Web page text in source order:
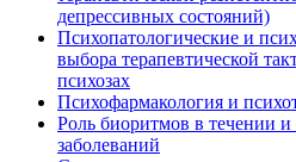
депрессивных состояний)
Психопатологические и
выбора терапевтической
психозах
Психофармакология и
Роль биоритмов в течении
заболеваний